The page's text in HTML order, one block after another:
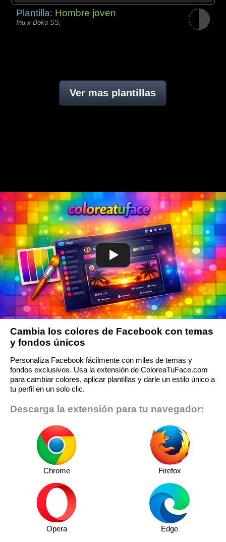
Plantilla: Hombre joven
Inu x Boku SS,
Ver mas plantillas
Cambia los colores de Facebook con temas
y fondos únicos
Personaliza Facebook fácilmente con miles de temas y
fondos exclusivos. Usa la extensión de ColoreaTuFace.com
para cambiar colores, aplicar plantillas y darle un estilo único a
tu perfil en un solo clic.
Descarga la extensión para tu navegador:
Chrome Firefox
Opera Edge